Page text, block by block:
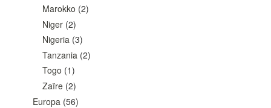
Marokko (2)
Niger (2)
Nigeria (3)
Tanzania (2)
Togo (1)
Zaïre (2)
Europa (56)